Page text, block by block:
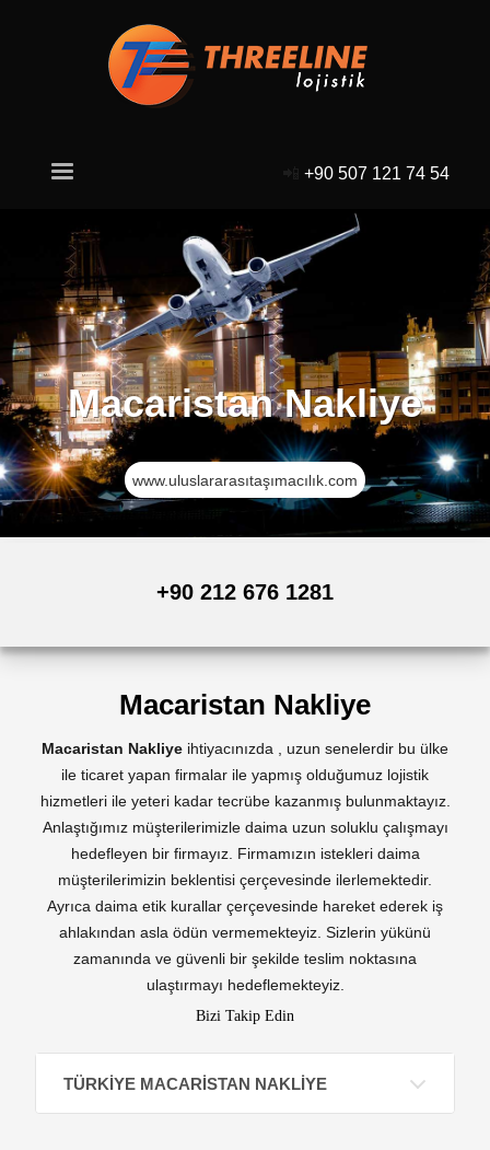
+90 507 121 74 54
Macaristan Nakliye
www.uluslararasıtaşımacılık.com
+90 212 676 1281
Macaristan Nakliye
Macaristan Nakliye ihtiyacınızda , uzun senelerdir bu ülke
ile ticaret yapan firmalar ile yapmış olduğumuz lojistik
hizmetleri ile yeteri kadar tecrübe kazanmış bulunmaktayız.
Anlaştığımız müşterilerimizle daima uzun soluklu çalışmayı
hedefleyen bir firmayız. Firmamızın istekleri daima
müşterilerimizin beklentisi çerçevesinde ilerlemektedir.
Ayrıca daima etik kurallar çerçevesinde hareket ederek iş
ahlakından asla ödün vermemekteyiz. Sizlerin yükünü
zamanında ve güvenli bir şekilde teslim noktasına
ulaştırmayı hedeflemekteyiz.
Bizi Takip Edin
TÜRKİYE MACARİSTAN NAKLİYE